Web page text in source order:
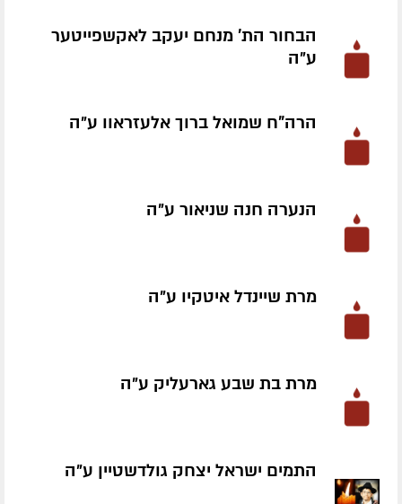
הבחור הת' מנחם יעקב לאקשפייטער
ע״ה
הרה"ח שמואל ברוך אלעזראוו ע״ה
הנערה חנה שניאור ע״ה
מרת שיינדל איטקיו ע״ה
מרת בת שבע גארעליק ע״ה
התמים ישראל יצחק גולדשטיין ע״ה